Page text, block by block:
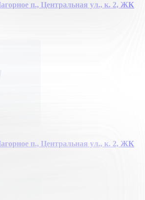
п., Центральная ул., к. 2, ЖК
п., Центральная ул., к. 2, ЖК